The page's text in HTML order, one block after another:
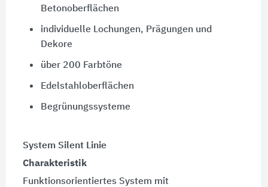
Betonoberflächen
individuelle Lochungen, Prägungen und
Dekore
über 200 Farbtöne
Edelstahloberflächen
Begrünungssysteme
System Silent Linie
Charakteristik
Funktionsorientiertes System mit